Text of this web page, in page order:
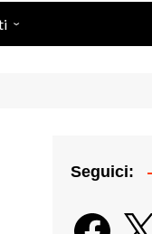
Seguici:
Facebook
X